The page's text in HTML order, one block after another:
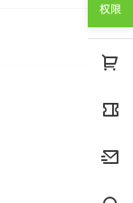
权限